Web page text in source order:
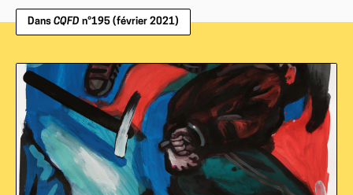
Dans CQFD n°195 (février 2021)